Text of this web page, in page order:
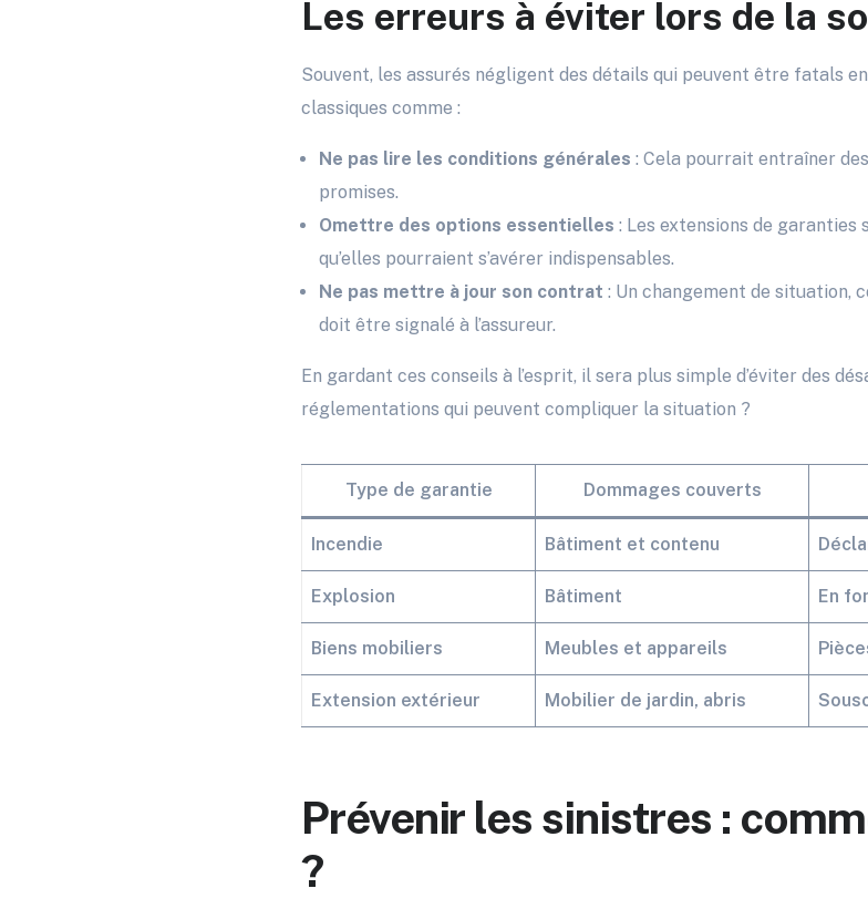
Les erreurs à éviter lors de la
Souvent, les assurés négligent des détails qui peuvent être fatals
classiques comme :
Ne pas lire les conditions générales : Cela pourrait entraîner
promises.
Omettre des options essentielles : Les extensions de
qu’elles pourraient s’avérer indispensables.
Ne pas mettre à jour son contrat : Un changement de situation,
doit être signalé à l’assureur.
En gardant ces conseils à l’esprit, il sera plus simple d’éviter des
réglementations qui peuvent compliquer la situation ?
Type de garantie Dommages couverts
Incendie Bâtiment et contenu
Explosion Bâtiment En
Biens mobiliers Meubles et appareils
Extension extérieur Mobilier de jardin, abris
Prévenir les sinistres :
?